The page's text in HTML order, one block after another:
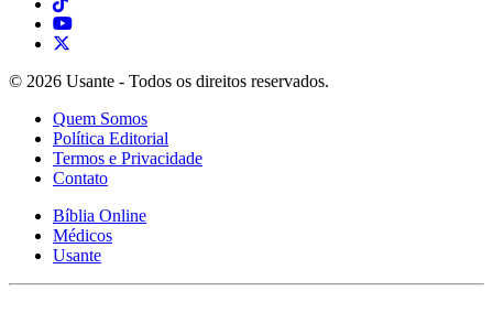
© 2026 Usante - Todos os direitos reservados.
Quem Somos
Política Editorial
Termos e Privacidade
Contato
Bíblia Online
Médicos
Usante